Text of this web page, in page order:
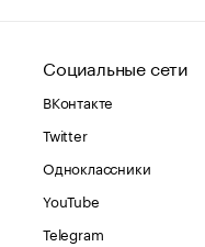
Социальные сети
ВКонтакте
Twitter
Одноклассники
YouTube
Telegram